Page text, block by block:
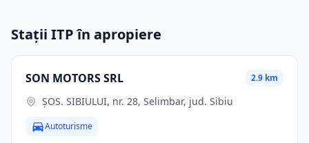
Stații ITP în apropiere
SON MOTORS SRL 2.9 km
ŞOS. SIBIULUI, nr. 28, Selimbar, jud. Sibiu
Autoturisme